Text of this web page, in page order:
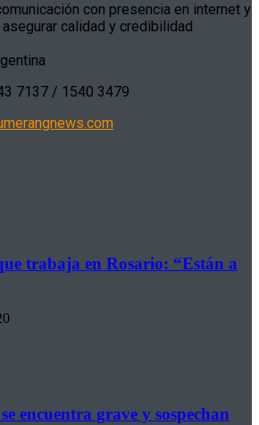
con presencia en internet y
calidad y credibilidad
7137 / 1540 3479
trabaja en Rosario: “Están a
encuentra grave y sospechan